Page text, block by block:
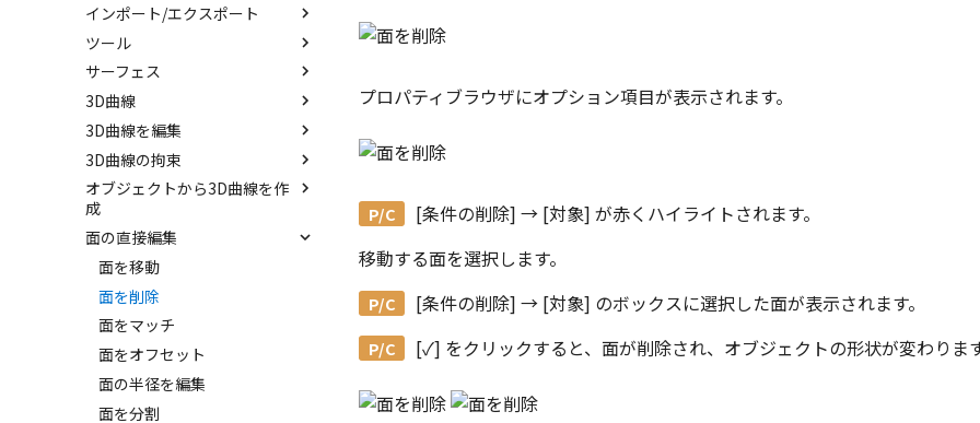
トリム
重複を削除
隙間を検索
略図ねじ山
カタログ
カタログセット
パーツの入れ替え
ProActiveBOM
カタログの右クリックメニュー
インポート/エクスポート
インポート
エクスポート
ツール
配置拘束
拘束関係の表示
親に固定
メカニズムモード
干渉チェック
解析
√aエラーチェック
隙間チェック
再生成
表示を再作成
抑制[非表示]
ゴーストパーツに設定
サーフェス
サーフェスを作成
スピン サーフェス
スイープ サーフェス
ロフト サーフェス
ルールド サーフェス
面からサーフェスを作成
メッシュサーフェス
面間フィレット
凝固
縫合
パッチ
3D曲線
直線
円
円弧
長方形
多角形
点
楕円
スプライン
らせん
サーフェス上のスプライン
3D曲線を編集
トリム
移動
フィレット/面取り
サイズ変更
配列
ミラー
軸でミラー
回転
3D曲線の拘束
3D曲線に寸法を指定
3D曲線に拘束を設定
オブジェクトから3D曲線を作
成
3D 曲線を編集
3D 曲線を作成
交差曲線
投影曲線
曲線をラップ
アイソパラメトリック曲線
ブリッジ曲線
面の直接編集
面を移動
面を削除
面をマッチ
面をオフセット
面の半径を編集
面を分割
プロパティブラウザにオプション項目が表示されます。
[条件の削除] → [対象] が赤くハイライトされます。
移動する面を選択します。
[条件の削除] → [対象] のボックスに選択した面が表示されます。
[✓] をクリックすると、面が削除され、オブジェクトの形状が変わりま